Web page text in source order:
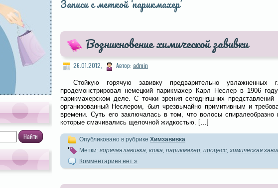
Записи с меткой ‘парикмахер’
Возникновение химической завивки
26.01.2012, Автор: admin
Стойкую горячую завивку предварительно увлажненных
продемонстрировал немецкий парикмахер Карл Неслер в 1906
парикмахерском деле. С точки зрения сегодняшних представлений
организованный Неслером, был чрезвычайно примитивным и
времени. Суть его заключалась в том, что волосы спиралеобразно
которые смачивались щелочной жидкостью. […]
Опубликовано в рубрике Химзавивка
Метки: горячая завивка, кожа, парикмахер, процесс, химическая
Комментариев нет »